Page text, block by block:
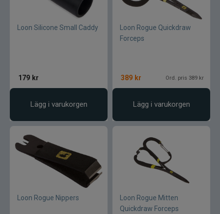
Loon Silicone Small Caddy
179 kr
Lägg i varukorgen
Loon Rogue Quickdraw
Forceps
389 kr Ord. pris 389 kr
Lägg i varukorgen
Loon Rogue Nippers
Loon Rogue Mitten
Quickdraw Forceps